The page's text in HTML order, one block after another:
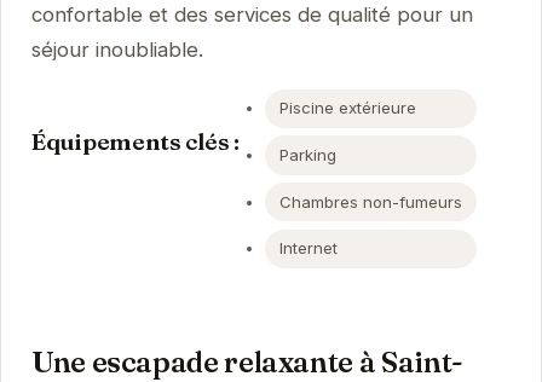
confortable et des services de qualité pour un
séjour inoubliable.
Équipements clés :
Piscine extérieure
Parking
Chambres non-fumeurs
Internet
Une escapade relaxante à Saint-